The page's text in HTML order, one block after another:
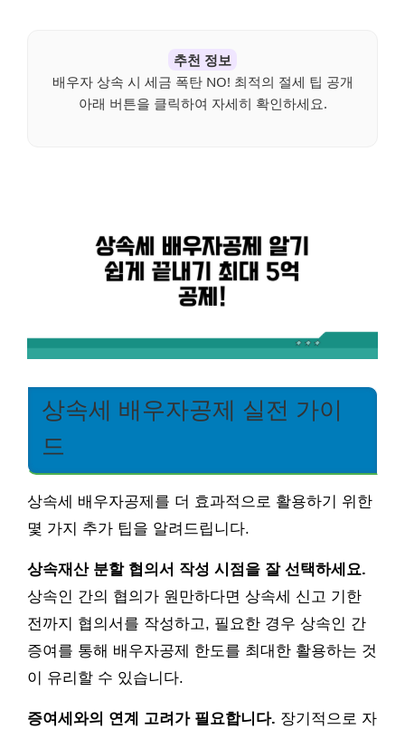
추천 정보
배우자 상속 시 세금 폭탄 NO! 최적의 절세 팁 공개
아래 버튼을 클릭하여 자세히 확인하세요.
상속세 배우자공제 실전 가이
드
상속세 배우자공제를 더 효과적으로 활용하기 위한
몇 가지 추가 팁을 알려드립니다.
상속재산 분할 협의서 작성 시점을 잘 선택하세요.
상속인 간의 협의가 원만하다면 상속세 신고 기한
전까지 협의서를 작성하고, 필요한 경우 상속인 간
증여를 통해 배우자공제 한도를 최대한 활용하는 것
이 유리할 수 있습니다.
증여세와의 연계 고려가 필요합니다. 장기적으로 자